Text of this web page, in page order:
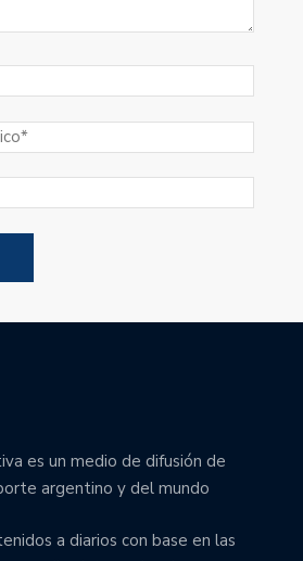
es un medio de difusión de
argentino y del mundo
a diarios con base en las